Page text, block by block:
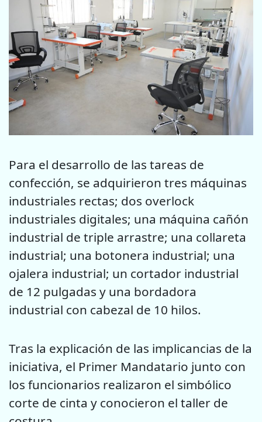
Para el desarrollo de las tareas de
confección, se adquirieron tres máquinas
industriales rectas; dos overlock
industriales digitales; una máquina cañón
industrial de triple arrastre; una collareta
industrial; una botonera industrial; una
ojalera industrial; un cortador industrial
de 12 pulgadas y una bordadora
industrial con cabezal de 10 hilos.
Tras la explicación de las implicancias de la
iniciativa, el Primer Mandatario junto con
los funcionarios realizaron el simbólico
corte de cinta y conocieron el taller de